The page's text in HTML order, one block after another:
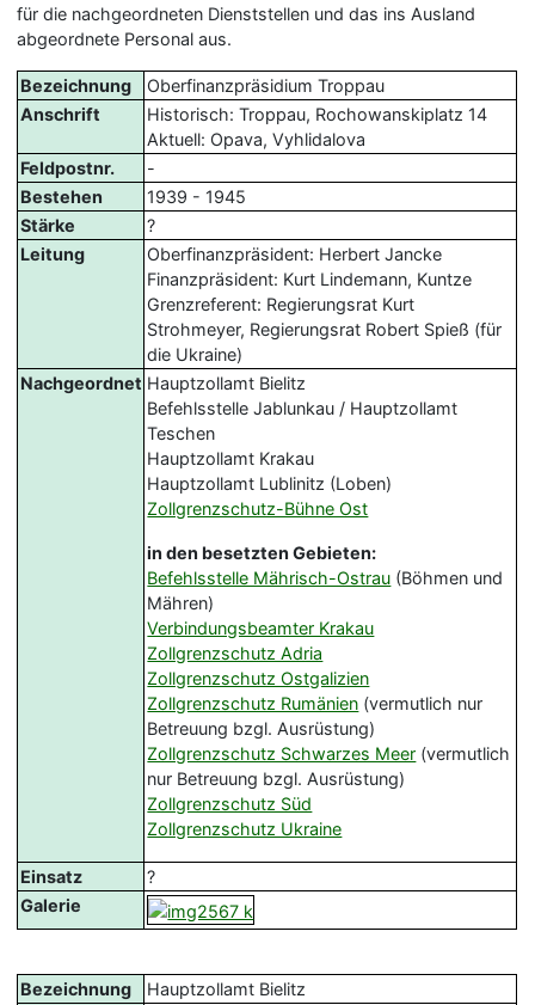
für die nachgeordneten Dienststellen und das ins Ausland
abgeordnete Personal aus.
Bezeichnung
Oberfinanzpräsidium Troppau
Anschrift
Historisch: Troppau, Rochowanskiplatz 14
Aktuell: Opava, Vyhlidalova
Feldpostnr.
-
Bestehen
1939 - 1945
Stärke
?
Leitung
Oberfinanzpräsident: Herbert Jancke
Finanzpräsident: Kurt Lindemann, Kuntze
Grenzreferent: Regierungsrat Kurt
Strohmeyer, Regierungsrat Robert Spieß (für
die Ukraine)
Nachgeordnet Hauptzollamt Bielitz
Befehlsstelle Jablunkau / Hauptzollamt
Teschen
Hauptzollamt Krakau
Hauptzollamt Lublinitz (Loben)
Zollgrenzschutz-Bühne Ost
in den besetzten Gebieten:
Befehlsstelle Mährisch-Ostrau (Böhmen und
Mähren)
Verbindungsbeamter Krakau
Zollgrenzschutz Adria
Zollgrenzschutz Ostgalizien
Zollgrenzschutz Rumänien (vermutlich nur
Betreuung bzgl. Ausrüstung)
Zollgrenzschutz Schwarzes Meer (vermutlich
nur Betreuung bzgl. Ausrüstung)
Zollgrenzschutz Süd
Zollgrenzschutz Ukraine
Einsatz
?
Galerie
Bezeichnung
Hauptzollamt Bielitz